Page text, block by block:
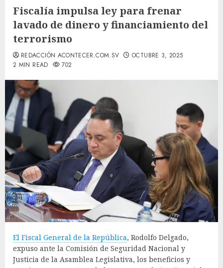
Fiscalía impulsa ley para frenar
lavado de dinero y financiamiento del
terrorismo
REDACCIÓN ACONTECER.COM.SV
OCTUBRE 3, 2025
2 MIN READ
702
El Fiscal General de la República, Rodolfo Delgado,
expuso ante la Comisión de Seguridad Nacional y
Justicia de la Asamblea Legislativa, los beneficios y